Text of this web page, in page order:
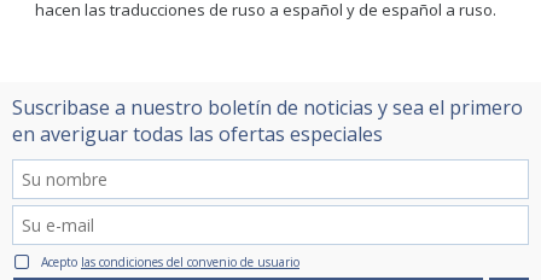
hacen las traducciones de ruso a español y de español a ruso.
Suscribase a nuestro boletín de noticias y sea el primero
en averiguar todas las ofertas especiales
Acepto las condiciones del convenio de usuario